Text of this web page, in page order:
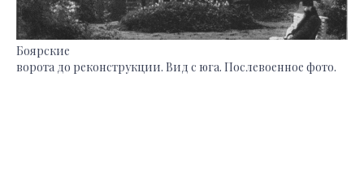
Боярские
ворота до реконструкции. Вид с юга. Послевоенное фото.